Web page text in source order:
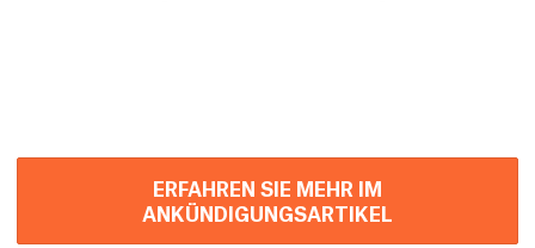
ERFAHREN SIE MEHR IM
ANKÜNDIGUNGSARTIKEL